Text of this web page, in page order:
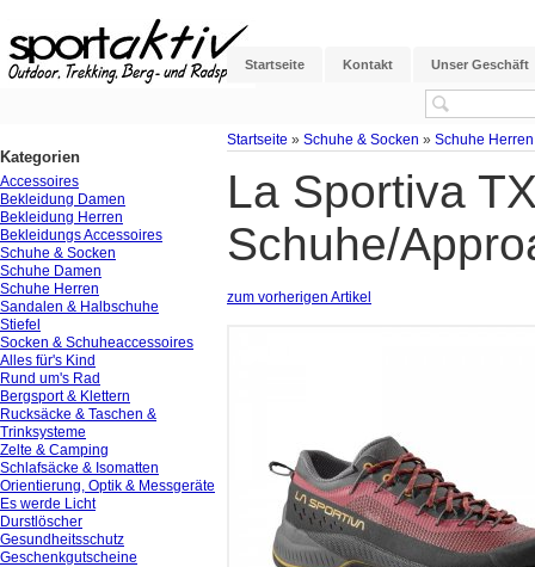
Startseite Kontakt Unser Geschäft
Startseite » Schuhe & Socken » Schuhe Herren
La Sportiva
Schuhe/
zum vorherigen Artikel
Kategorien
Accessoires
Bekleidung Damen
Bekleidung Herren
Bekleidungs Accessoires
Schuhe & Socken
Schuhe Damen
Schuhe Herren
Sandalen & Halbschuhe
Stiefel
Socken & Schuheaccessoires
Alles für's Kind
Rund um's Rad
Bergsport & Klettern
Rucksäcke & Taschen &
Trinksysteme
Zelte & Camping
Schlafsäcke & Isomatten
Orientierung, Optik & Messgeräte
Es werde Licht
Durstlöscher
Gesundheitsschutz
Geschenkgutscheine